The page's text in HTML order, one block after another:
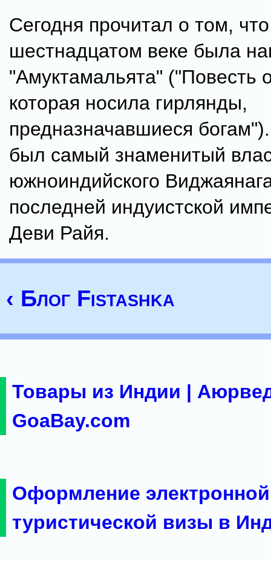
Сегодня прочитал о том,
шестнадцатом веке была
"Амуктамальята" ("Повесть
которая носила гирлянды,
предназначавшиеся
был самый знаменитый
южноиндийского
последней индуистской
Деви Райя.
‹ Блог Fistashka
Товары из Индии |
GoaBay.com
Оформление электронной
туристической визы в